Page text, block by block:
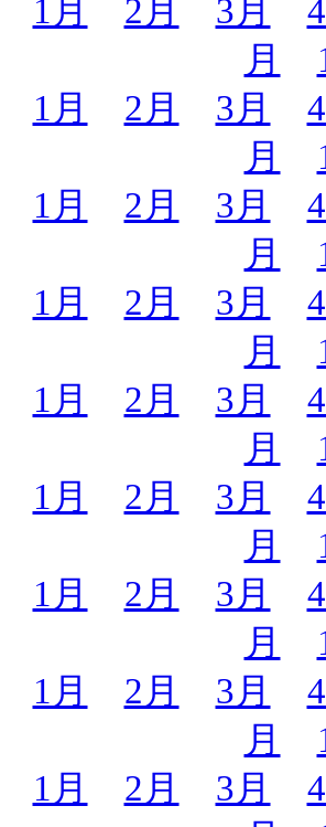
1月 2月 3月
月
1月 2月 3月
月
1月 2月 3月
月
1月 2月 3月
月
1月 2月 3月
月
1月 2月 3月
月
1月 2月 3月
月
1月 2月 3月
月
1月 2月 3月